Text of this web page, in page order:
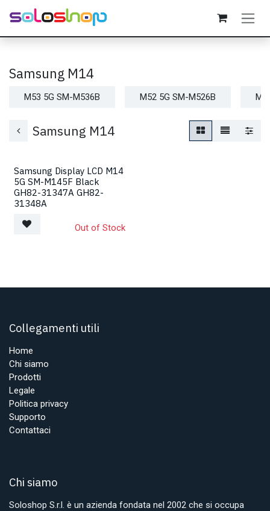
Passa al contenuto
Samsung M14
M53 5G SM-M536B M52 5G SM-M526B
Samsung M14
Samsung Display LCD M14
5G SM-M145F Black
GH82-31347A GH82-
31348A
Out of Stock
Collegamenti utili
Home
Chi siamo
Prodotti
Legale
Politica privacy
Supporto
Contattaci
Chi siamo
Soloshop S.r.l. è un azienda fondata nel 2002 che si occupa